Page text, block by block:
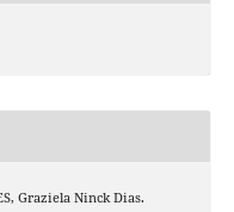
Graziela Ninck Dias.